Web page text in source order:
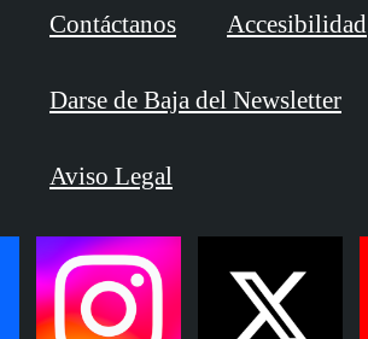
Contáctanos Accesibilidad
Darse de Baja del Newsletter
Aviso Legal